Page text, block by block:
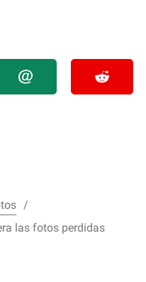
las fotos perdidas